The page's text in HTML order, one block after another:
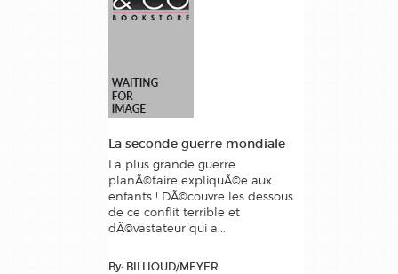
La seconde guerre mondiale
La plus grande guerre
planÃ©taire expliquÃ©e aux
enfants ! DÃ©couvre les dessous
de ce conflit terrible et
dÃ©vastateur qui a...
By: BILLIOUD/MEYER